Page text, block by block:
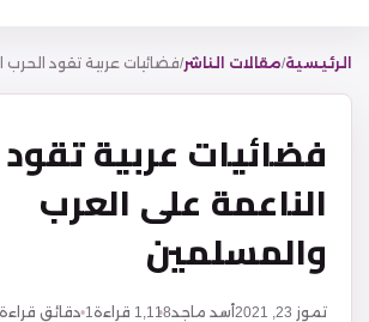
الناشر
الرئيسية/مقالات الناشر/
فضائيات عربية تقود
الناعمة على العرب
والمسلمين
تموز 23, 2021 أسد ماجد1,118 قراءة1 دقائق قراءة